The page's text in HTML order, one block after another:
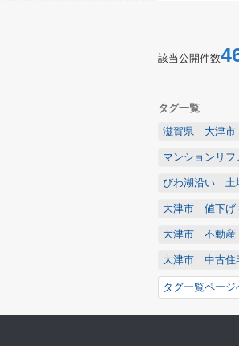
該当公開件数
タグ一覧
滋賀県 大津
マンションリ
びわ湖沿い
大津市 値下げ
大津市 不動産
大津市 中古住
タグ一覧ページ